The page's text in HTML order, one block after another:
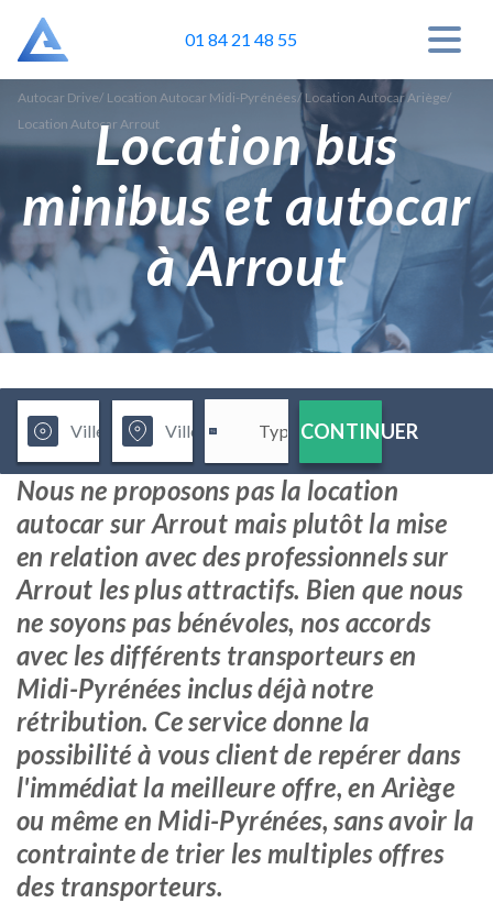
01 84 21 48 55
Autocar Drive/ Location Autocar Midi-Pyrénées/ Location Autocar Ariège/
Location Autocar ArroutLocation bus
minibus et autocar
à Arrout
CONTINUER
Nous ne proposons pas la location
autocar sur Arrout mais plutôt la mise
en relation avec des professionnels sur
Arrout les plus attractifs. Bien que nous
ne soyons pas bénévoles, nos accords
avec les différents transporteurs en
Midi-Pyrénées inclus déjà notre
rétribution. Ce service donne la
possibilité à vous client de repérer dans
l'immédiat la meilleure offre, en Ariège
ou même en Midi-Pyrénées, sans avoir la
contrainte de trier les multiples offres
des transporteurs.